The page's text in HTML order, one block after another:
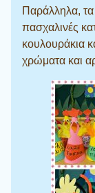
Παράλληλα,
πασχαλινές
κουλουράκια
χρώματα και